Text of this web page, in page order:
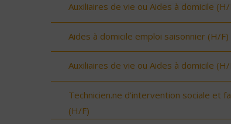
Auxiliaires de vie ou Aides à domicile (H/
Aides à domicile emploi saisonnier (H/F)
Auxiliaires de vie ou Aides à domicile (H/
Technicien.ne d'intervention sociale et
(H/F)